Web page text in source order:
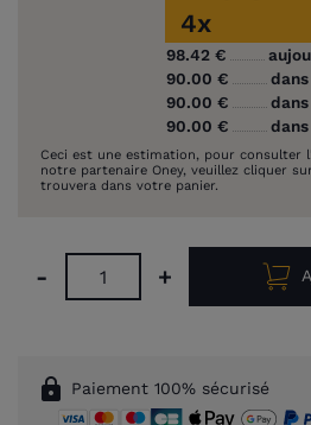
4x
98.42 €
90.00 €
90.00 €
90.00 €
Ceci est une estimation, pour consulter
notre partenaire Oney, veuillez cliquer
trouvera dans votre panier.
- +
lock Paiement 100% sécurisé